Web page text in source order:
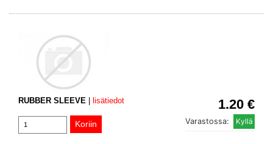
1.20 €
RUBBER SLEEVE lisätiedot
Varastossa: